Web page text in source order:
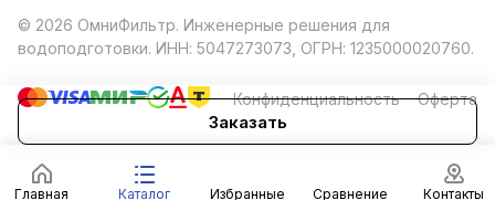
Заказать
Главная Каталог Избранные Сравнение Контакты
© 2026 ОмниФильтр. Инженерные решения для
водоподготовки. ИНН: 5047273073, ОГРН: 1235000020760.
Конфиденциальность Оферта